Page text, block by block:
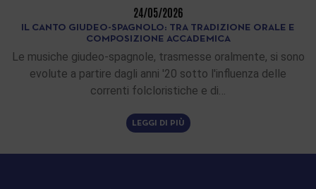
24/05/2026
IL CANTO GIUDEO-SPAGNOLO: TRA TRADIZIONE ORALE E
COMPOSIZIONE ACCADEMICA
Le musiche giudeo-spagnole, trasmesse oralmente, si sono
evolute a partire dagli anni '20 sotto l'influenza delle
correnti folcloristiche e di…
LEGGI DI PIÙ